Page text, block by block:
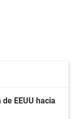
EEUU hacia